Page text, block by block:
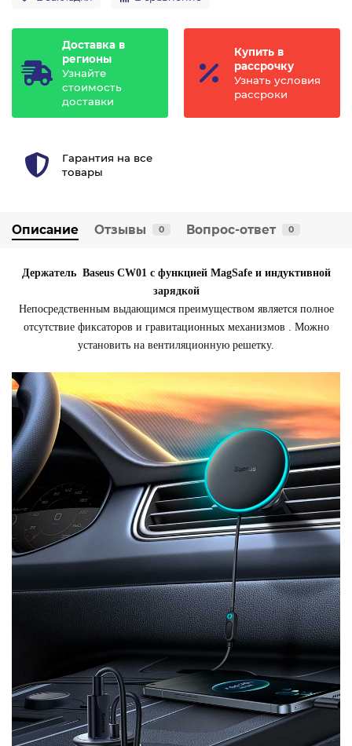
Доставка в
регионы
Узнайте
стоимость
доставки
Купить в
рассрочку
Узнать условия
рассроки
Гарантия на все
товары
Описание Отзывы 0 Вопрос-ответ 0
Держатель Baseus CW01 с функцией MagSafe и индуктивной
зарядкой
Непосредственным выдающимся преимуществом является полное
отсутствие фиксаторов и гравитационных механизмов . Можно
установить на вентиляционную решетку.